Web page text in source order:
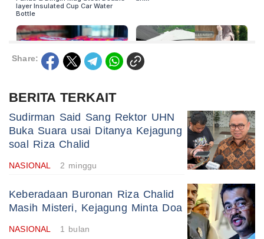
Share:
BERITA TERKAIT
Sudirman Said Sang Rektor UHN
Buka Suara usai Ditanya Kejagung
soal Riza Chalid
NASIONAL 2 minggu
Keberadaan Buronan Riza Chalid
Masih Misteri, Kejagung Minta Doa
NASIONAL 1 bulan